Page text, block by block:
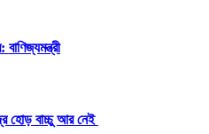
হোড় বাচ্চু আর নেই